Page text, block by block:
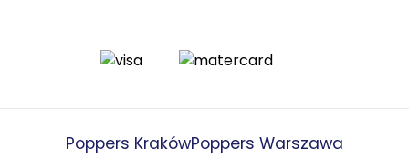
Poppers KrakówPoppers Warszawa